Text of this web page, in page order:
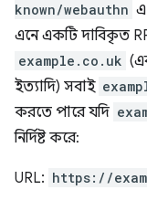
known/webauthn
এনে একটি দাবিকৃত
example.co.uk
ইত্যাদি) সবাই
করতে পারে যদি
নির্দিষ্ট করে:
URL: https://